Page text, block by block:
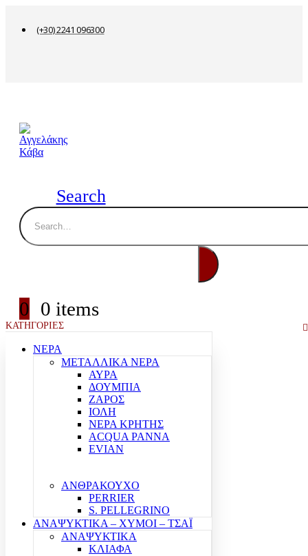
(+30) 2241 096300
Search
0 0 items
ΚΑΤΗΓΟΡΙΕΣ
ΝΕΡΑ
ΜΕΤΑΛΛΙΚΑ ΝΕΡΑ
ΑΥΡΑ
ΔΟΥΜΠΙΑ
ΖΑΡΟΣ
ΙΟΛΗ
ΝΕΡΑ ΚΡΗΤΗΣ
ACQUA PANNA
EVIAN
ΑΝΘΡΑΚΟΥΧΟ
PERRIER
S. PELLEGRINO
ΑΝΑΨΥΚΤΙΚΑ – ΧΥΜΟΙ – ΤΣΑΪ
ΑΝΑΨΥΚΤΙΚΑ
ΚΛΙΑΦΑ